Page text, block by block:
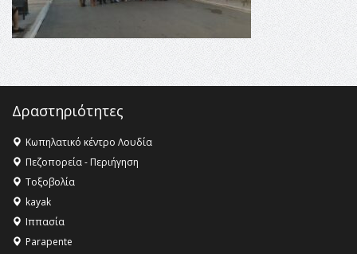
16:27 -
Όλυμπος: Εντάχθηκε στον Κατάλογο Παγκόσμιας
Κληρονομιάς της UNESCO – Ομόφωνη η απόφαση Ο
Όλυμπος αναγνωρίστηκε ως φυσικό και πολιτιστικό
αγαθό εξέχουσας οικουμενικής αξίας για την
ανθρωπότητα
ΣΤΗΝ ΕΔΕΣΣΑ
Δραστηριότητες
Κωπηλατικό κέντρο Λουδία
Πεζοπορεία - Περιήγηση
Τοξοβολία
kayak
Ιππασία
Parapente